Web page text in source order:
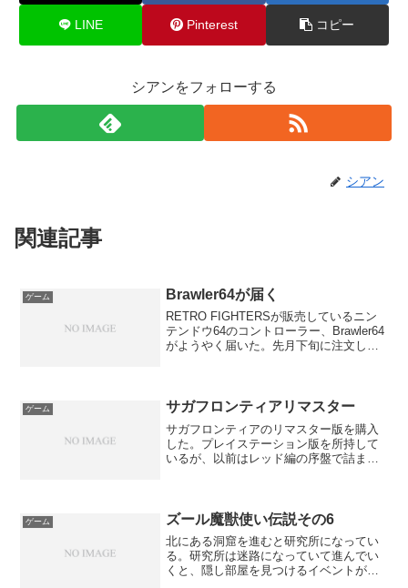
LINE Pinterest コピー
シアンをフォローする
シアン
関連記事
ゲーム Brawler64が届く
RETRO FIGHTERSが販売しているニン
テンドウ64のコントローラー、Brawler64
がようやく届いた。先月下旬に注文した
ゲーム サガフロンティアリマスター
サガフロンティアのリマスター版を購入
した。プレイステーション版を所持して
いるが、以前はレッド編の序盤で詰まり
すくなっていた。レッド編...
ゲーム ズール魔獣使い伝説その6
北にある洞窟を進むと研究所になってい
る。研究所は迷路になっていて進んでい
くと、隠し部屋を見つけるイベントが起